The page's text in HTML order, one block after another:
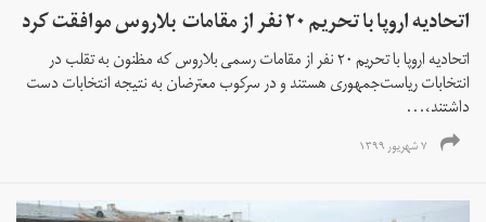
اتحادیه اروپا با تحریم ۲۰ نفر از مقامات بلاروس موافقت کرد
اتحادیه اروپا با تحریم ۲۰ نفر از مقامات رسمی بلاروس که مظنون به تقلب در
انتخابات ریاست‌جمهوری هستند و در سرکوب معترضان به نتیجه انتخابات دست
داشتند،...
۷ شهریور ۱۳۹۹